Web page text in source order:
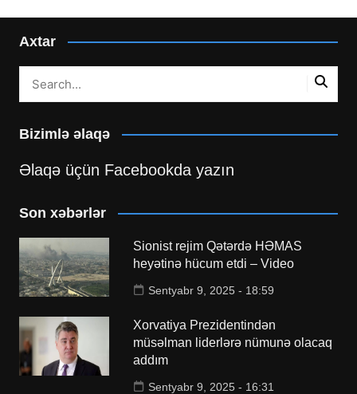
Axtar
Bizimlə əlaqə
Əlaqə üçün Facebookda yazın
Son xəbərlər
Sionist rejim Qətərdə HƏMAS
heyətinə hücum etdi – Video
Sentyabr 9, 2025 - 18:59
Xorvatiya Prezidentindən
müsəlman liderlərə nümunə olacaq
addım
Sentyabr 9, 2025 - 16:31